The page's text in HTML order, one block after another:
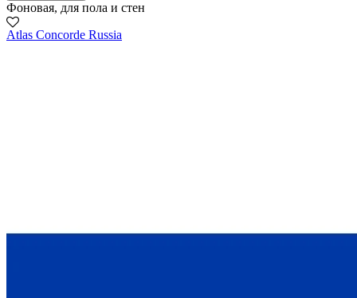
Фоновая, для пола и стен
Atlas Concorde Russia